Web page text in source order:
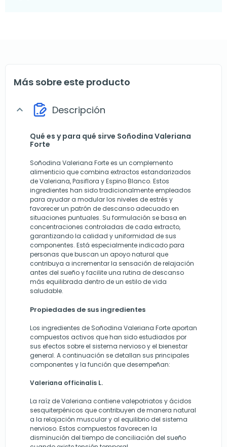
Más sobre este producto
expand_more Descripción
Qué es y para qué sirve Soñodina Valeriana
Forte
Soñodina Valeriana Forte es un complemento
alimenticio que combina extractos estandarizados
de Valeriana, Pasiflora y Espino Blanco. Estos
ingredientes han sido tradicionalmente empleados
para ayudar a modular los niveles de estrés y
favorecer un patrón de descanso adecuado en
situaciones puntuales. Su formulación se basa en
concentraciones controladas de cada extracto,
garantizando la calidad y uniformidad de sus
componentes. Está especialmente indicado para
personas que buscan un apoyo natural que
contribuya a incrementar la sensación de relajación
antes del sueño y facilite una rutina de descanso
más equilibrada dentro de un estilo de vida
saludable.
Propiedades de sus ingredientes
Los ingredientes de Soñodina Valeriana Forte aportan
compuestos activos que han sido estudiados por
sus efectos sobre el sistema nervioso y el bienestar
general. A continuación se detallan sus principales
componentes y la función que desempeñan:
Valeriana officinalis L.
La raíz de Valeriana contiene valepotriatos y ácidos
sesquiterpénicos que contribuyen de manera natural
a la relajación muscular y al equilibrio del sistema
nervioso. Estos compuestos favorecen la
disminución del tiempo de conciliación del sueño